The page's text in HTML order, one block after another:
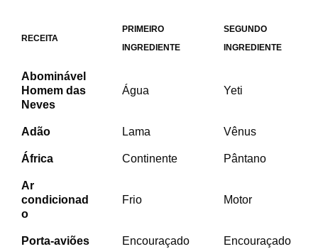
RECEITA
PRIMEIRO
INGREDIENTE
SEGUNDO
INGREDIENTE
Abominável
Homem das
Neves
Água Yeti
Adão Lama Vênus
África Continente Pântano
Ar
condicionad
o
Frio Motor
Porta-aviões Encouraçado Encouraçado